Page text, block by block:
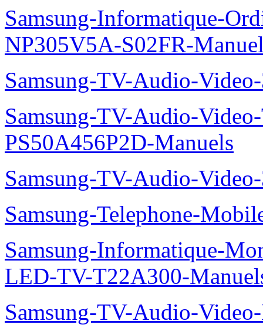
Samsung-Informatique-
NP305V5A-S02FR-
Samsung-TV-Audio-
Samsung-TV-Audio-
PS50A456P2D-Manuels
Samsung-TV-Audio-
Samsung-Telephone-
Samsung-Informatique-
LED-TV-T22A300-
Samsung-TV-Audio-